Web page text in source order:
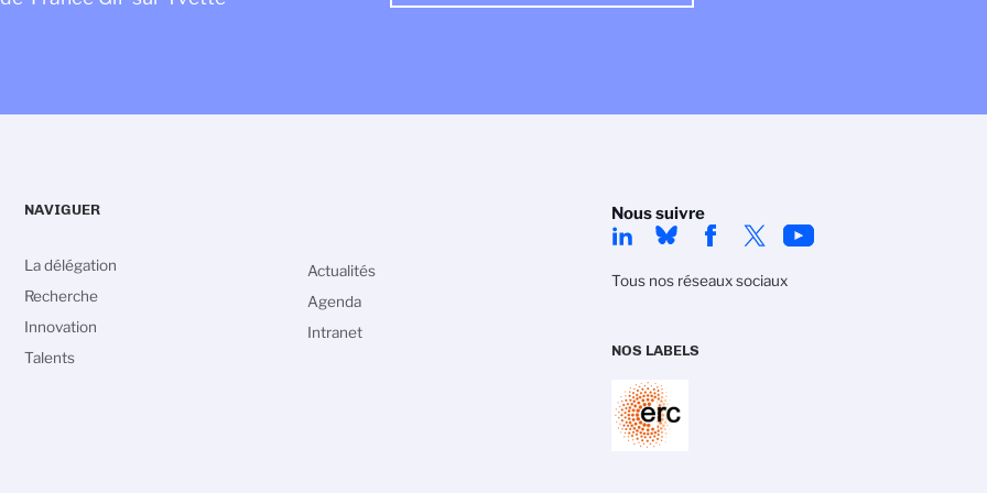
Nous suivre
Tous nos réseaux sociaux
NOS LABELS
NAVIGUER
La délégation
Recherche
Innovation
Talents
Actualités
Agenda
Intranet